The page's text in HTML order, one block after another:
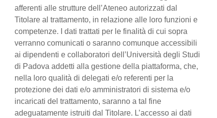
afferenti alle strutture dell’Ateneo autorizzati dal
Titolare al trattamento, in relazione alle loro funzioni e
competenze. I dati trattati per le finalità di cui sopra
verranno comunicati o saranno comunque accessibili
ai dipendenti e collaboratori dell’Università degli Studi
di Padova addetti alla gestione della piattaforma, che,
nella loro qualità di delegati e/o referenti per la
protezione dei dati e/o amministratori di sistema e/o
incaricati del trattamento, saranno a tal fine
adeguatamente istruiti dal Titolare. L’accesso ai dati